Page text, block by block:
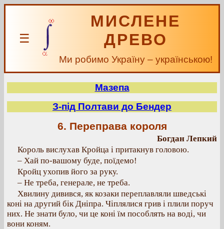
☰
МИСЛЕНЕ
ДРЕВО
Ми робимо Україну – українською!
Мазепа
З-під Полтави до Бендер
6. Переправа короля
Богдан Лепкий
Король вислухав Кройца і притакнув головою.
– Хай по-вашому буде, поїдемо!
Кройц ухопив його за руку.
– Не треба, генерале, не треба.
Хвилину дивився, як козаки переплавляли шведські
коні на другий бік Дніпра. Чіплялися грив і плили поруч
них. Не знати було, чи це коні їм пособлять на воді, чи
вони коням.